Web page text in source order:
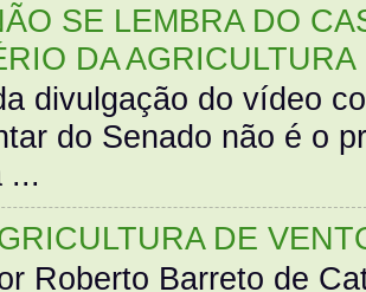
SE LEMBRA DO
DA AGRICULTURA
divulgação do vídeo
do Senado não é o
...
DE
Roberto Barreto de